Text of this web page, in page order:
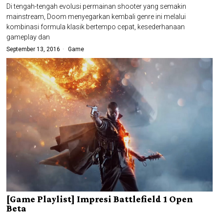
Di tengah-tengah evolusi permainan shooter yang semakin
mainstream, Doom menyegarkan kembali genre ini melalui
kombinasi formula klasik bertempo cepat, kesederhanaan
gameplay dan
September 13, 2016 Game
[Game Playlist] Impresi Battlefield 1 Open
Beta